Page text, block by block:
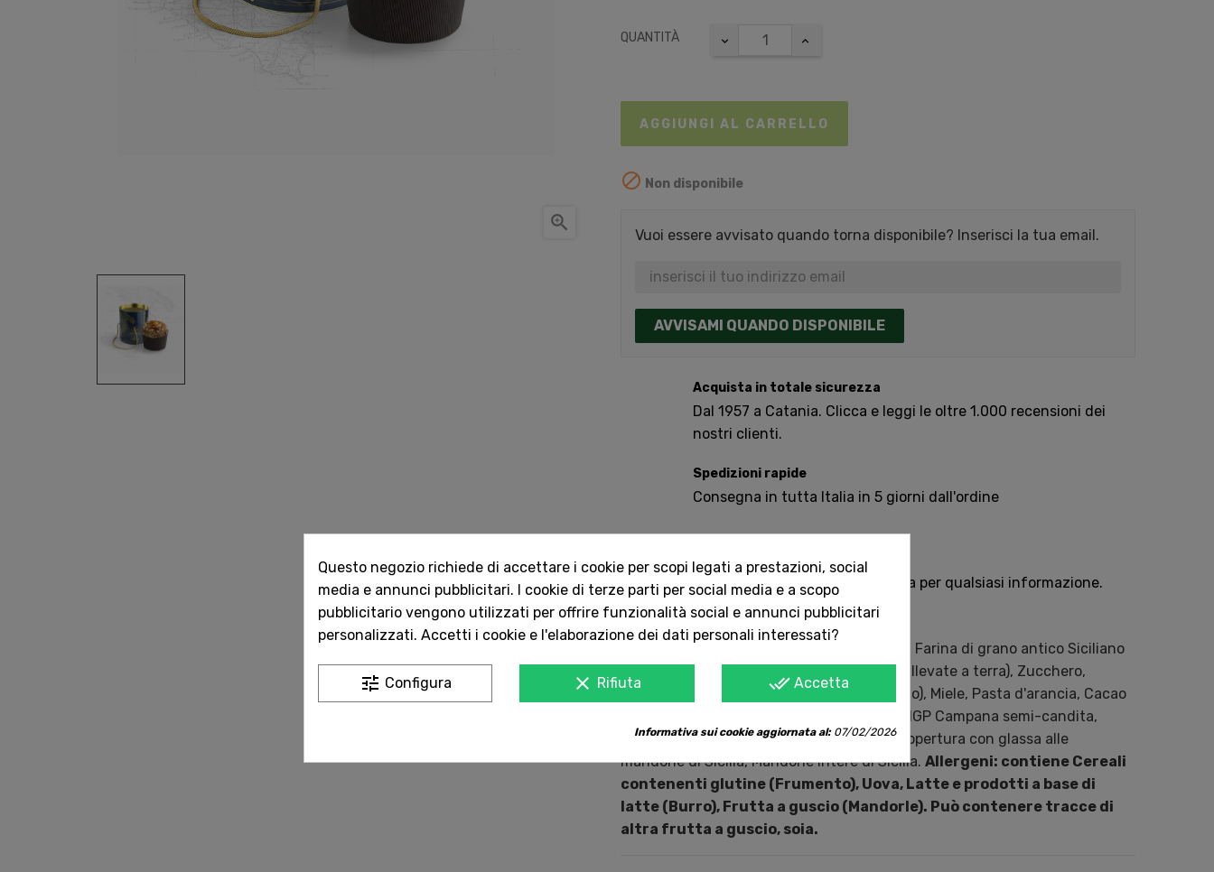

QUANTITÀ
AGGIUNGI AL CARRELLO
 Non disponibile
Vuoi essere avvisato quando torna disponibile? Inserisci la tua email.
AVVISAMI QUANDO DISPONIBILE
Acquista in totale sicurezza
Dal 1957 a Catania. Clicca e leggi le oltre 1.000 recensioni dei
nostri clienti.
Spedizioni rapide
Consegna in tutta Italia in 5 giorni dall'ordine
Servizio Clienti sempre con te
Contattaci online oppure chiama per qualsiasi informazione.
Farina di grano tenero tipo 0, Farina di grano antico Siciliano
(Maiorca), Burro, Tuorlo d'uovo (da galline allevate a terra), Zucchero,
Fruttosio, Lievito madre naturale (frumento), Miele, Pasta d'arancia, Cacao
in polvere, Bacche di vaniglia, Melannurca IGP Campana semi-candita,
Candito di mandarino tardivo di Ciaculli. Copertura con glassa alle
mandorle di Sicilia, Mandorle intere di Sicilia. Allergeni: contiene Cereali
contenenti glutine (Frumento), Uova, Latte e prodotti a base di
latte (Burro), Frutta a guscio (Mandorle). Può contenere tracce di
altra frutta a guscio, soia.
Questo negozio richiede di accettare i cookie per scopi legati a prestazioni, social
media e annunci pubblicitari. I cookie di terze parti per social media e a scopo
pubblicitario vengono utilizzati per offrire funzionalità social e annunci pubblicitari
personalizzati. Accetti i cookie e l'elaborazione dei dati personali interessati?
tune Configura clear Rifiuta done_all Accetta
Informativa sui cookie aggiornata al:07/02/2026